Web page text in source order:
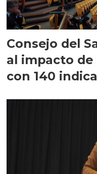
Consejo del
al impacto
con 140